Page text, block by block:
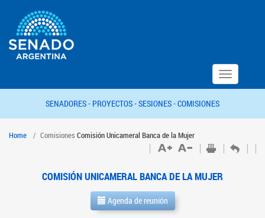
Toggle
navigation
SENADORES - PROYECTOS -SESIONES -COMISIONES
Home Comisiones Comisión Unicameral Banca de la Mujer
COMISIÓN UNICAMERAL BANCA DE LA MUJER
Agenda de reunión